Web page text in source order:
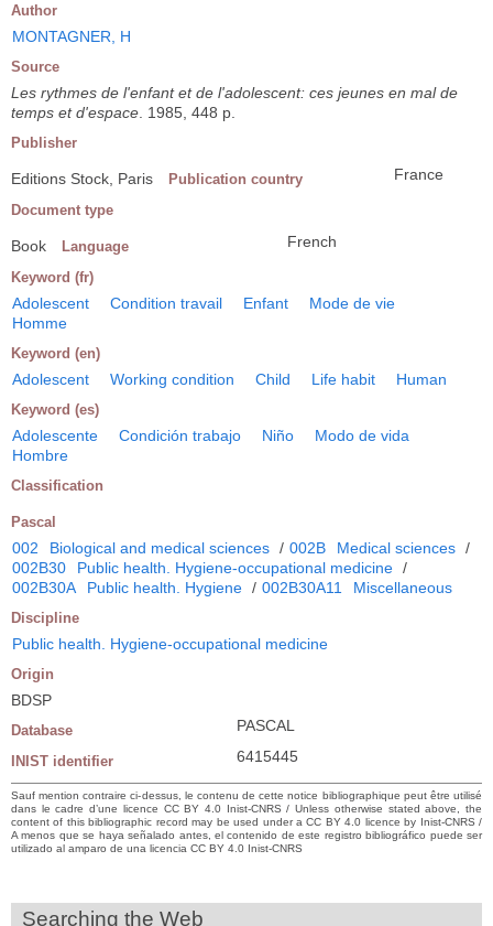
Author
MONTAGNER, H
Source
Les rythmes de l'enfant et de l'adolescent: ces jeunes en mal de
temps et d'espace . 1985, 448 p.
Publisher
Editions Stock, Paris Publication country France
Document type
Book Language French
Keyword (fr)
Adolescent Condition travail Enfant
Mode de vie
Homme
Keyword (en)
Adolescent Working condition Child Life habit Human
Keyword (es)
Adolescente Condición trabajo Niño
Modo de vida
Hombre
Classification
Pascal
002 Biological and medical sciences / 002B Medical sciences /
002B30
Public health. Hygiene-occupational medicine /
002B30A
Public health. Hygiene / 002B30A11 Miscellaneous
Discipline
Public health. Hygiene-occupational medicine
Origin
BDSP
Database PASCAL
INIST identifier 6415445
Sauf mention contraire ci-dessus, le contenu de cette notice bibliographique peut être utilisé
dans le cadre d’une licence CC BY 4.0 Inist-CNRS / Unless otherwise stated above, the
content of this bibliographic record may be used under a CC BY 4.0 licence by Inist-CNRS /
A menos que se haya señalado antes, el contenido de este registro bibliográfico puede ser
utilizado al amparo de una licencia CC BY 4.0 Inist-CNRS
Searching the Web